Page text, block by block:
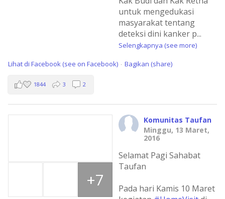
untuk mengedukasi
masyarakat tentang
deteksi dini kanker p...
Selengkapnya (see more)
Lihat di Facebook (see on Facebook) · Bagikan (share)
1844 3 2
Komunitas Taufan
Minggu, 13 Maret,
2016
Selamat Pagi Sahabat
Taufan
Pada hari Kamis 10 Maret
+7